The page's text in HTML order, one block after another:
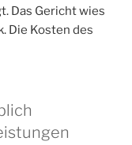
Das Gericht wies
Die Kosten des